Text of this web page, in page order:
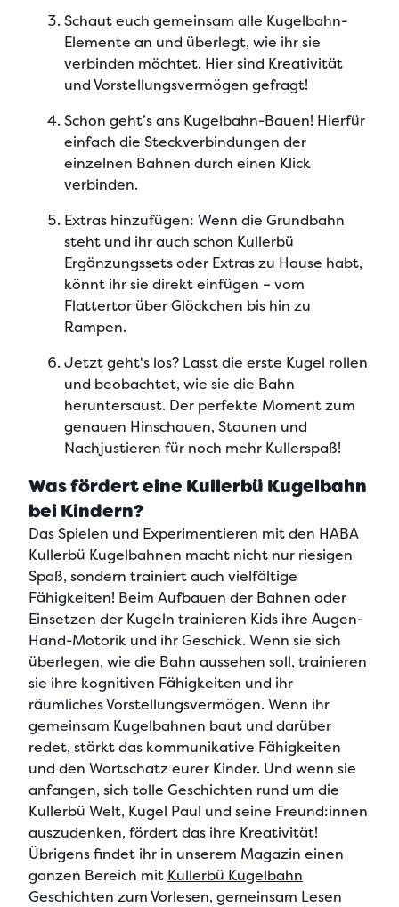
Schaut euch gemeinsam alle Kugelbahn-
Elemente an und überlegt, wie ihr sie
verbinden möchtet. Hier sind Kreativität
und Vorstellungsvermögen gefragt!
Schon geht’s ans Kugelbahn-Bauen! Hierfür
einfach die Steckverbindungen der
einzelnen Bahnen durch einen Klick
verbinden.
Extras hinzufügen: Wenn die Grundbahn
steht und ihr auch schon Kullerbü
Ergänzungssets oder Extras zu Hause habt,
könnt ihr sie direkt einfügen – vom
Flattertor über Glöckchen bis hin zu
Rampen.
Jetzt geht's los? Lasst die erste Kugel rollen
und beobachtet, wie sie die Bahn
heruntersaust. Der perfekte Moment zum
genauen Hinschauen, Staunen und
Nachjustieren für noch mehr Kullerspaß!
Was fördert eine Kullerbü Kugelbahn
bei Kindern?
DasSpielen und Experimentieren mit den HABA
Kullerbü Kugelbahnen macht nicht nur riesigen
Spaß, sondern trainiert auch vielfältige
Fähigkeiten! Beim Aufbauen der Bahnen oder
Einsetzen der Kugeln trainieren Kids ihre Augen-
Hand-Motorik und ihr Geschick. Wenn sie sich
überlegen, wie die Bahn aussehen soll, trainieren
sie ihre kognitiven Fähigkeiten und ihr
räumliches Vorstellungsvermögen. Wenn ihr
gemeinsam Kugelbahnen baut und darüber
redet, stärkt das kommunikative Fähigkeiten
und den Wortschatzeurer Kinder. Und wenn sie
anfangen, sich tolle Geschichten rund um die
Kullerbü Welt, Kugel Paul und seine Freund:innen
auszudenken, fördert das ihre Kreativität!
Übrigens findet ihr in unserem Magazin einen
ganzen Bereich mit Kullerbü Kugelbahn
Geschichten zum Vorlesen, gemeinsam Lesen